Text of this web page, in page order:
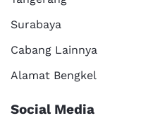
Surabaya
Cabang Lainnya
Alamat Bengkel
Social Media